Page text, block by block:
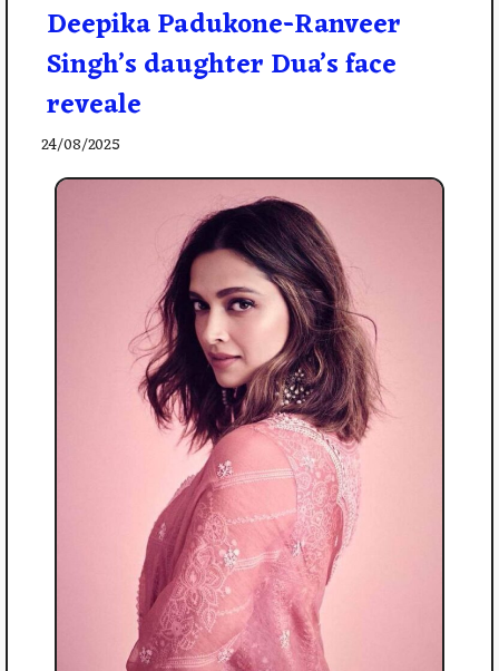
Deepika Padukone-Ranveer
Singh’s daughter Dua’s face
reveale
24/08/2025